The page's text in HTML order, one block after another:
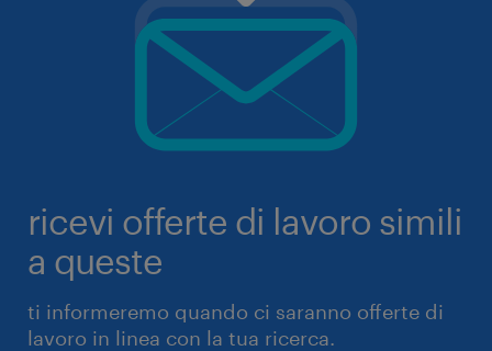
ricevi offerte di lavoro simili
a queste
ti informeremo quando ci saranno offerte di
lavoro in linea con la tua ricerca.